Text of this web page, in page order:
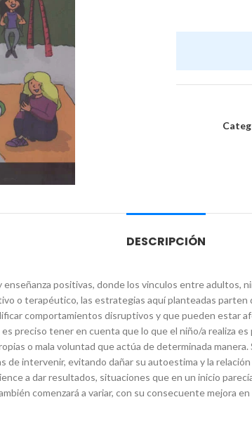
DESCRIPCIÓN
positivas, donde los vinculos entre adultos,
o terapéutico, las estrategias aquí planteadas
comportamientos disruptivos y que pueden
preciso tener en cuenta que lo que el niño/a realiza
o mala voluntad que actúa de determinada
de intervenir, evitando dañar su autoestima y la
a dar resultados, situaciones que en un inicio
comenzará a variar, con su consecuente mejora en